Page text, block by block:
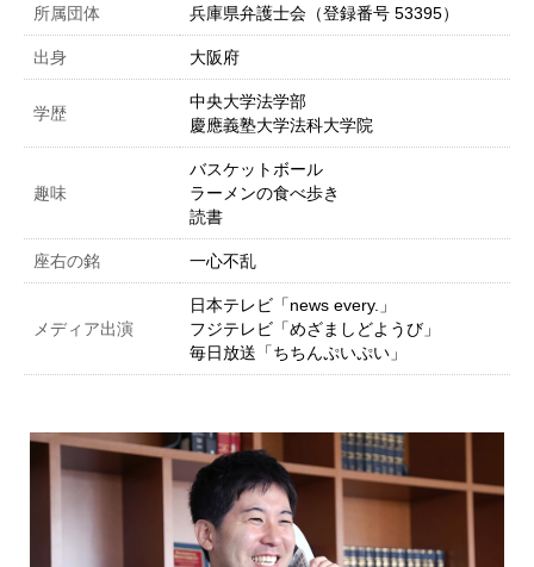
所属団体 兵庫県弁護士会（登録番号 53395）
出身 大阪府
学歴
中央大学法学部
慶應義塾大学法科大学院
趣味
バスケットボール
ラーメンの食べ歩き
読書
座右の銘 一心不乱
メディア出演
日本テレビ「news every.」
フジテレビ「めざましどようび」
毎日放送「ちちんぷいぷい」